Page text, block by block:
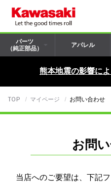
パーツ
（純正部品）
アパレル
熊本地震の影響に
TOP マイページ お問い合わせ
お問
当店へのご要望は、下記